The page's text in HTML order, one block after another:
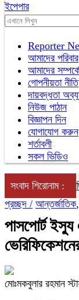
ইপেপার
Reporter
আমাদের পরিবার
আমাদের
গোপনীয়তা নীতি
দায়বদ্ধতা
নিউজ পাঠান
বিজ্ঞাপন দিন
যোগাযোগ করুন
শর্তাবলী
সকল ভিডিও
সংবাদ শিরোনাম :
নির্দেশ
প্রচ্ছদ / আন্তর্জাতিক,
পাসপোর্ট
মোঃমকবুলার রহমান